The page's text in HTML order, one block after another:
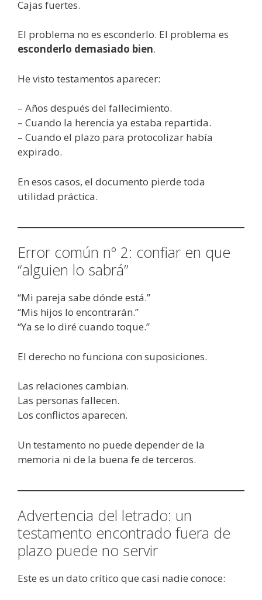
Cajas fuertes.
El problema no es esconderlo. El problema es
esconderlo demasiado bien.
He visto testamentos aparecer:
– Años después del fallecimiento.
– Cuando la herencia ya estaba repartida.
– Cuando el plazo para protocolizar había
expirado.
En esos casos, el documento pierde toda
utilidad práctica.
Error común nº 2: confiar en que
“alguien lo sabrá”
“Mi pareja sabe dónde está.”
“Mis hijos lo encontrarán.”
“Ya se lo diré cuando toque.”
El derecho no funciona con suposiciones.
Las relaciones cambian.
Las personas fallecen.
Los conflictos aparecen.
Un testamento no puede depender de la
memoria ni de la buena fe de terceros.
Advertencia del letrado: un
testamento encontrado fuera de
plazo puede no servir
Este es un dato crítico que casi nadie conoce: